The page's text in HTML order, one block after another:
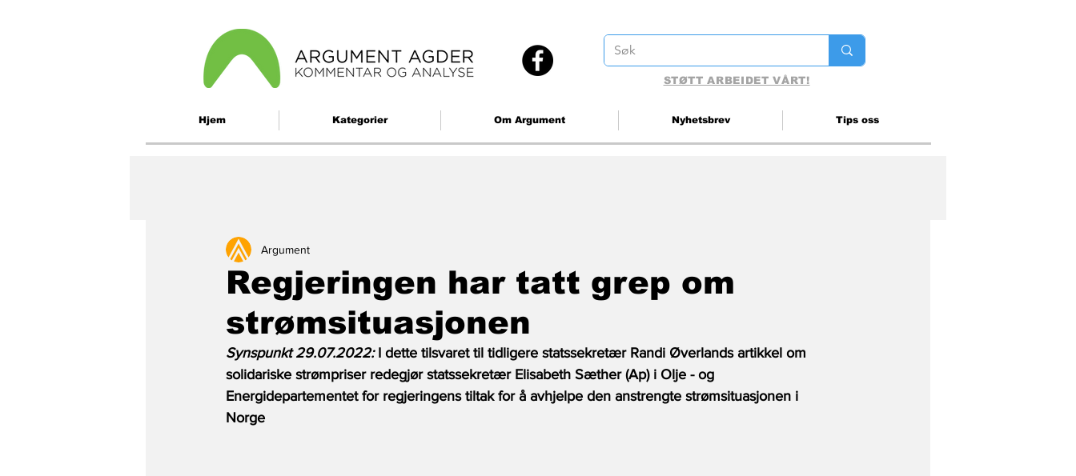
STØTT ARBEIDET VÅRT!
Hjem Kategorier Om Argument Nyhetsbrev Tips oss
Regjeringen har tatt grep om
strømsituasjonen
Argument
Synspunkt 29.07.2022: I dette tilsvaret til tidligere statssekretær Randi Øverlands artikkel om
solidariske strømpriser redegjør statssekretær Elisabeth Sæther (Ap) i Olje - og
Energidepartementet for regjeringens tiltak for å avhjelpe den anstrengte strømsituasjonen i
Norge